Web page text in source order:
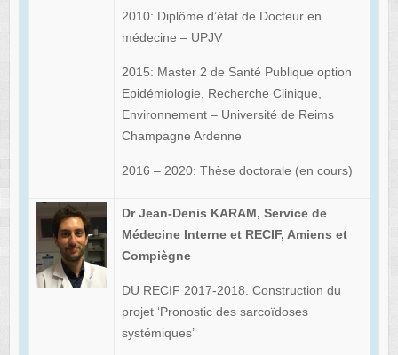
2010: Diplôme d’état de Docteur en
médecine – UPJV
2015: Master 2 de Santé Publique option
Epidémiologie, Recherche Clinique,
Environnement – Université de Reims
Champagne Ardenne
2016 – 2020: Thèse doctorale (en cours)
Dr Jean-Denis KARAM, Service de
Médecine Interne et RECIF, Amiens et
Compiègne
DU RECIF 2017-2018. Construction du
projet ‘Pronostic des sarcoïdoses
systémiques’